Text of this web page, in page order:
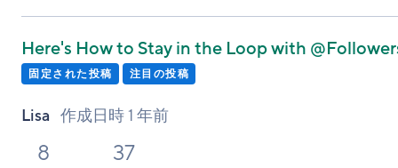
Here's How to Stay in the Loop with
固定された投稿 注目の投稿
Lisa 作成日時1 年前
8 37